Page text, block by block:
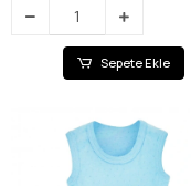
Sepete Ekle